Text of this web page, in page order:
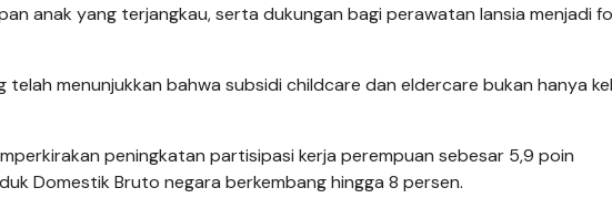
anak yang terjangkau, serta dukungan bagi perawatan lansia menjadi
telah menunjukkan bahwa subsidi childcare dan eldercare bukan hanya
peningkatan partisipasi kerja perempuan sebesar 5,9 poin
Domestik Bruto negara berkembang hingga 8 persen.